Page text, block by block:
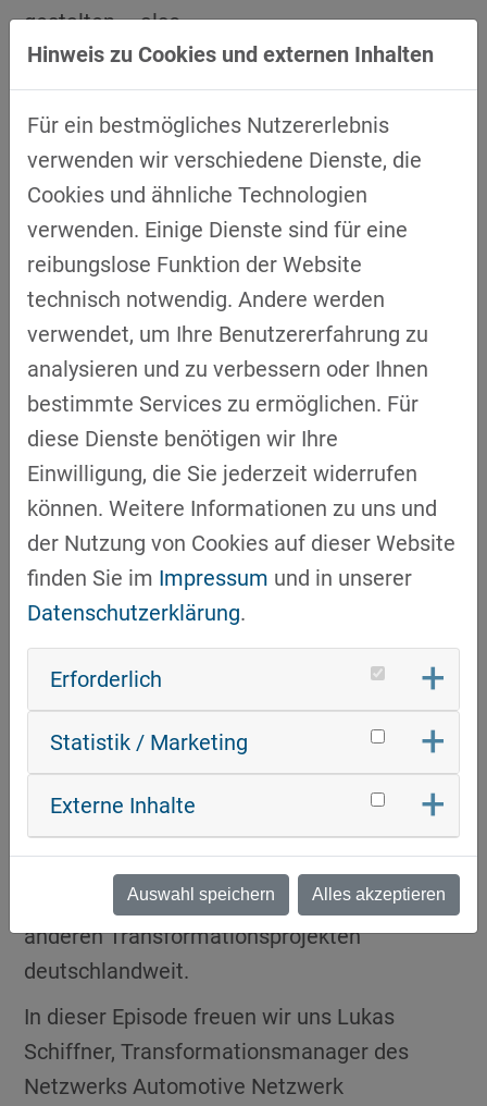
gestalten – also
wahreTransformationschampions sind.
Lernen Sie Strategien und Best Practices
kennen und erfahren Sie, wie diese
Unternehmen die Transformation aktiv
mitgestalten.
Hören Sie den
Podcast Transformationschampions auf
»Spotify, »Apple Podcasts, » Google
Podcasts, »Amazon Podcastsund »Deezer
Transformationschampions »Folge 5: ANeTT
Neben transform.r gibt es in Deutschland 26
weitere Transformationsnetzwerke, die vom
Bundesministerium für Wirtschaft und
Klimaschutz gefördert werden. Gemeinsam
verfolgen wir ein Ziel: den Wandel der
Automobilindustrie bestmöglich zu begleiten
und zu unterstützen. Dass die Netzwerke
auch untereinander ins Gespräch kommen
ist essenziell, um voneinander lernen zu
auszutauschen.
nur mit Unternehmen, sondern auch mit
anderen Transformationsprojekten
deutschlandweit.
In dieser Episode freuen wir uns Lukas
Schiffner, Transformationsmanager des
Netzwerks Automotive Netzwerk
Hinweis zu Cookies und externen Inhalten
Für ein bestmögliches Nutzererlebnis
verwenden wir verschiedene Dienste, die
Cookies und ähnliche Technologien
verwenden. Einige Dienste sind für eine
reibungslose Funktion der Website
technisch notwendig. Andere werden
verwendet, um Ihre Benutzererfahrung zu
analysieren und zu verbessern oder Ihnen
bestimmte Services zu ermöglichen. Für
diese Dienste benötigen wir Ihre
Einwilligung, die Sie jederzeit widerrufen
können. Weitere Informationen zu uns und
der Nutzung von Cookies auf dieser Website
finden Sie im Impressum und in unserer
Datenschutzerklärung.
Erforderlich
Statistik / Marketing
Externe Inhalte
Auswahl speichern Alles akzeptieren